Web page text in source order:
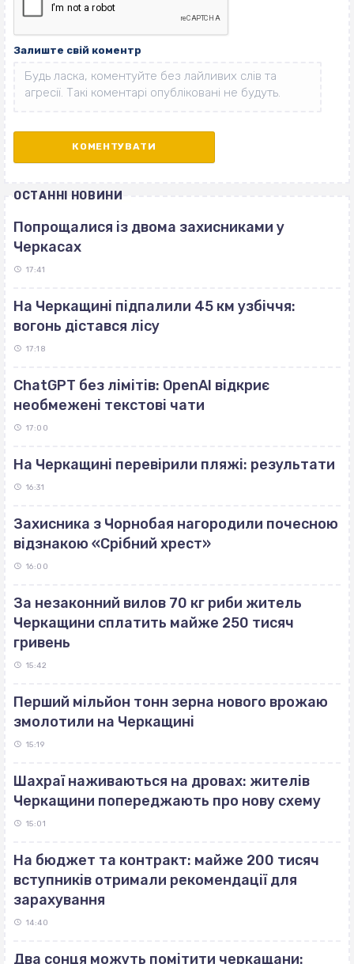
Залиште свій коментр
ОСТАННІ НОВИНИ
Попрощалися із двома захисниками у
Черкасах
17:41
На Черкащині підпалили 45 км узбіччя:
вогонь дістався лісу
17:18
ChatGPT без лімітів: OpenAI відкриє
необмежені текстові чати
17:00
На Черкащині перевірили пляжі: результати
16:31
Захисника з Чорнобая нагородили почесною
відзнакою «Срібний хрест»
16:00
За незаконний вилов 70 кг риби житель
Черкащини сплатить майже 250 тисяч
гривень
15:42
Перший мільйон тонн зерна нового врожаю
змолотили на Черкащині
15:19
Шахраї наживаються на дровах: жителів
Черкащини попереджають про нову схему
15:01
На бюджет та контракт: майже 200 тисяч
вступників отримали рекомендації для
зарахування
14:40
Два сонця можуть помітити черкащани: